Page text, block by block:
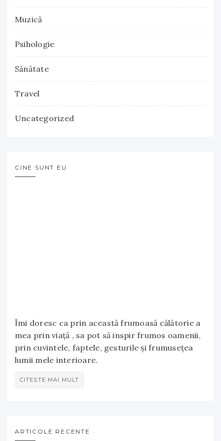
Muzică
Psihologie
Sănătate
Travel
Uncategorized
CINE SUNT EU
Îmi doresc ca prin această frumoasă călătorie a
mea prin viață , sa pot să inspir frumos oamenii,
prin cuvintele, faptele, gesturile și frumusețea
lumii mele interioare.
CITESTE MAI MULT
ARTICOLE RECENTE